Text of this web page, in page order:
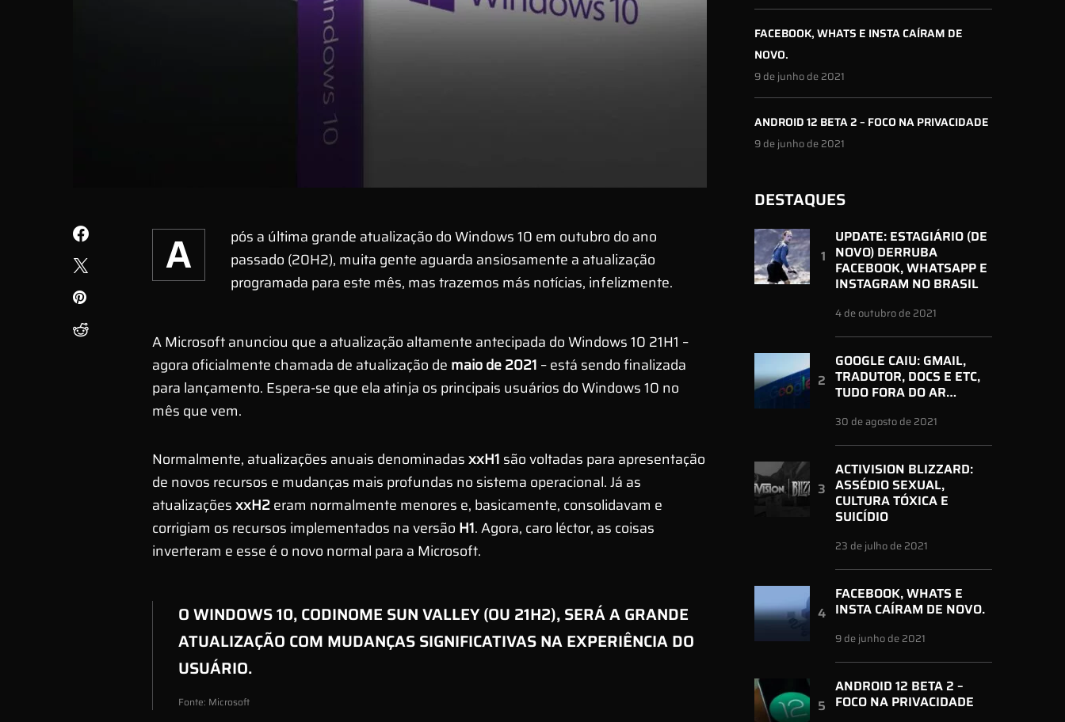
Após a última grande atualização do Windows 10 em outubro do ano
passado (20H2), muita gente aguarda ansiosamente a atualização
programada para este mês, mas trazemos más notícias, infelizmente.
A Microsoft anunciou que a atualização altamente antecipada do Windows 10 21H1 –
agora oficialmente chamada de atualização de maio de 2021 – está sendo finalizada
para lançamento. Espera-se que ela atinja os principais usuários do Windows 10 no
mês que vem.
Normalmente, atualizações anuais denominadasxxH1 são voltadas para apresentação
de novos recursos e mudanças mais profundas no sistema operacional. Já as
atualizaçõesxxH2eram normalmente menores e, basicamente, consolidavam e
corrigiam os recursos implementados na versão H1. Agora, caro léctor, as coisas
inverteram e esse é o novo normal para a Microsoft.
O WINDOWS 10, CODINOME SUN VALLEY (OU 21H2), SERÁ A GRANDE
ATUALIZAÇÃO COM MUDANÇAS SIGNIFICATIVAS NA EXPERIÊNCIA DO
USUÁRIO.
Fonte: Microsoft
FACEBOOK, WHATS E INSTA CAÍRAM DE
NOVO.
9 de junho de 2021
ANDROID 12 BETA 2 – FOCO NA PRIVACIDADE
9 de junho de 2021
DESTAQUES
UPDATE: ESTAGIÁRIO (DE
NOVO) DERRUBA
FACEBOOK, WHATSAPP E
INSTAGRAM NO BRASIL
4 de outubro de 2021
GOOGLE CAIU: GMAIL,
TRADUTOR, DOCS E ETC,
TUDO FORA DO AR…
30 de agosto de 2021
ACTIVISION BLIZZARD:
ASSÉDIO SEXUAL,
CULTURA TÓXICA E
SUICÍDIO
23 de julho de 2021
FACEBOOK, WHATS E
INSTA CAÍRAM DE NOVO.
9 de junho de 2021
ANDROID 12 BETA 2 –
FOCO NA PRIVACIDADE